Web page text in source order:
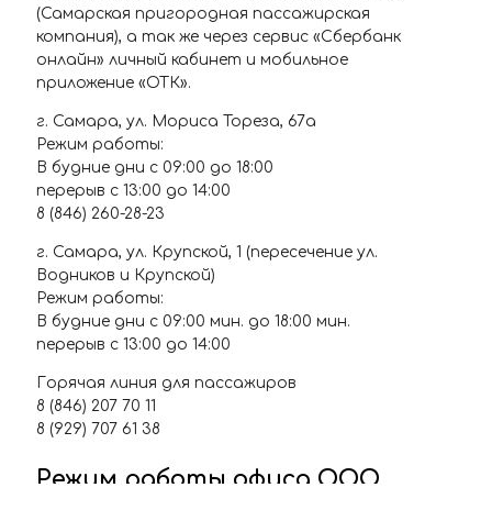
(Самарская пригородная пассажирская
компания), а так же через сервис «Сбербанк
онлайн» личный кабинет и мобильное
приложение «ОТК».
г. Самара, ул. Мориса Тореза, 67а
Режим работы:
В будние дни с 09:00 до 18:00
перерыв с 13:00 до 14:00
8 (846) 260-28-23
г. Самара, ул. Крупской, 1 (пересечение ул.
Водников и Крупской)
Режим работы:
В будние дни с 09:00 мин. до 18:00 мин.
перерыв с 13:00 до 14:00
Горячая линия для пассажиров
8 (846) 207 70 11
8 (929) 707 61 38
Режим работы офиса ООО